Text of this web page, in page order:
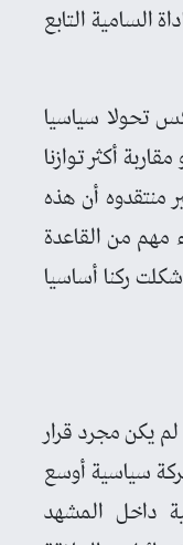
السامية التابع
تحولا سياسيا
أكثر توازنا
منتقدوه أن هذه
مهم من القاعدة
شكلت ركنا أساسيا
يكن مجرد قرار
سياسية أوسع
داخل المشهد